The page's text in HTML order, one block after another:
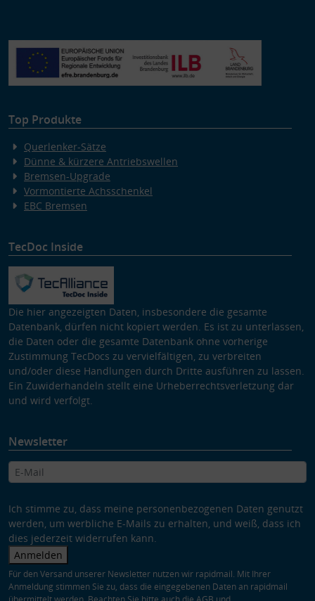
Top Produkte
Querlenker-Sätze
Dünne & kürzere Antriebswellen
Bremsen-Upgrade
Vormontierte Achsschenkel
EBC Bremsen
TecDoc Inside
Die hier angezeigten Daten, insbesondere die gesamte
Datenbank, dürfen nicht kopiert werden. Es ist zu unterlassen,
die Daten oder die gesamte Datenbank ohne vorherige
Zustimmung TecDocs zu vervielfältigen, zu verbreiten
und/oder diese Handlungen durch Dritte ausführen zu lassen.
Ein Zuwiderhandeln stellt eine Urheberrechtsverletzung dar
und wird verfolgt.
Newsletter
Ich stimme zu, dass meine personenbezogenen Daten genutzt
werden, um werbliche E-Mails zu erhalten, und weiß, dass ich
dies jederzeit widerrufen kann.
Anmelden
Für den Versand unserer Newsletter nutzen wir rapidmail. Mit Ihrer
Anmeldung stimmen Sie zu, dass die eingegebenen Daten an rapidmail